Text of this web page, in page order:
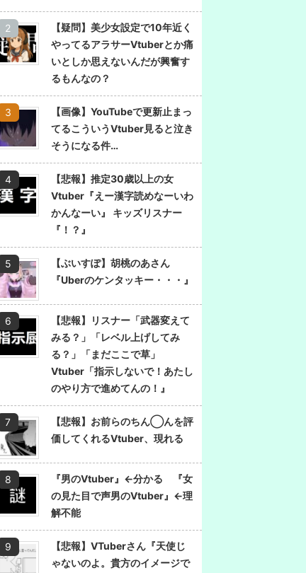
【疑問】美少女設定で10年近く
やってるアラサーVtuberとか痛
いとしか思えないんだが興奮す
るもんなの？
【画像】YouTubeで更新止まっ
てるこういうVtuber見ると泣き
そうになる件…
【悲報】推定30歳以上の女
Vtuber『えー漢字読めなーいわ
かんなーい』 キッズリスナー
『！？』
【ぶいすぽ】胡桃のあさん
『Uberのケンタッキー・・・』
【悲報】リスナー「武器変えて
みる？」「レベル上げしてみ
る？」「まだここで草」
Vtuber「指示しないで！あたし
のやり方で進めてんの！』
【悲報】お前らのちん◯んを評
価してくれるVtuber、現れる
『男のVtuber』←分かる 『女
の見た目で声男のVtuber』←理
解不能
【悲報】VTuberさん『天使じ
ゃないのよ。貴方のイメージで